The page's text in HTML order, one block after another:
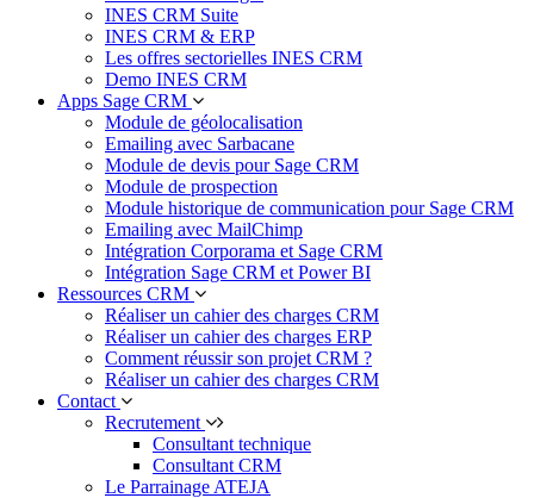
INES CRM Suite
INES CRM & ERP
Les offres sectorielles INES CRM
Demo INES CRM
Apps Sage CRM
Module de géolocalisation
Emailing avec Sarbacane
Module de devis pour Sage CRM
Module de prospection
Module historique de communication pour Sage CRM
Emailing avec MailChimp
Intégration Corporama et Sage CRM
Intégration Sage CRM et Power BI
Ressources CRM
Réaliser un cahier des charges CRM
Réaliser un cahier des charges ERP
Comment réussir son projet CRM ?
Réaliser un cahier des charges CRM
Contact
Recrutement
Consultant technique
Consultant CRM
Le Parrainage ATEJA